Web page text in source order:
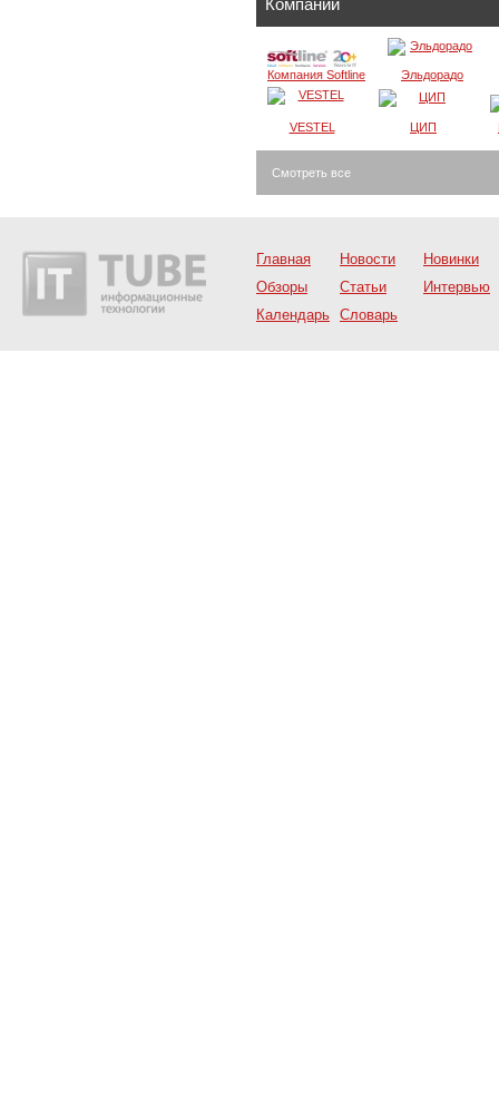
Компании
Компания Softline Эльдорадо
VESTEL ЦИП
Смотреть все
Главная Новости
Новинки
Обзоры
Статьи
Интервью
Календарь Словарь